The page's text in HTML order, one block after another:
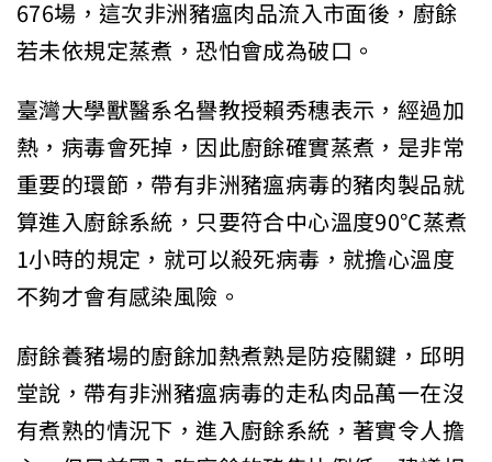
676場，這次非洲豬瘟肉品流入市面後，廚餘
若未依規定蒸煮，恐怕會成為破口。
臺灣大學獸醫系名譽教授賴秀穗表示，經過加
熱，病毒會死掉，因此廚餘確實蒸煮，是非常
重要的環節，帶有非洲豬瘟病毒的豬肉製品就
算進入廚餘系統，只要符合中心溫度90℃蒸煮
1小時的規定，就可以殺死病毒，就擔心溫度
不夠才會有感染風險。
廚餘養豬場的廚餘加熱煮熟是防疫關鍵，邱明
堂說，帶有非洲豬瘟病毒的走私肉品萬一在沒
有煮熟的情況下，進入廚餘系統，著實令人擔